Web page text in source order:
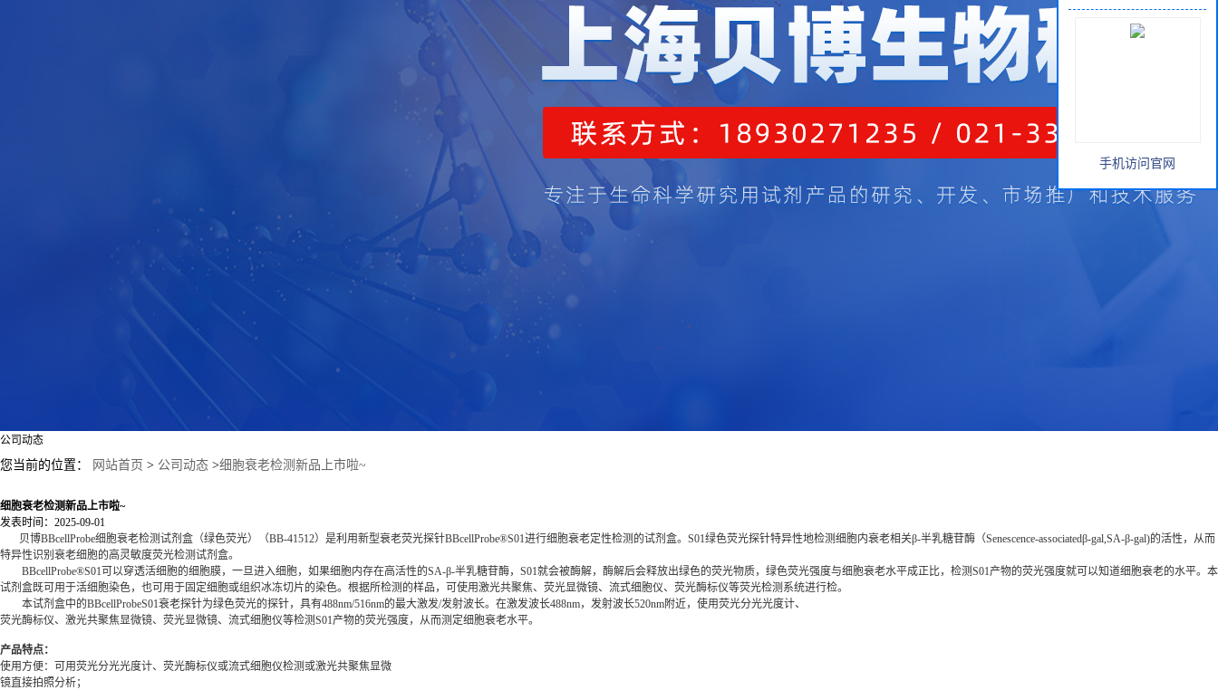
公司动态
您当前的位置： 网站首页 > 公司动态 >细胞衰老检测新品上市啦~
细胞衰老检测新品上市啦~
发表时间：2025-09-01
贝博BBcellProbe细胞衰老检测试剂盒（绿色荧光）（BB-41512）是利用新型衰老荧光探针BBcellProbe®S01进行细胞衰老定性检测的试剂盒。S01绿色荧光探针特异性地检测细胞内衰老相关β-半乳糖苷酶（Senescence-associatedβ-gal,SA-β-gal)的活性，从而
特异性识别衰老细胞的高灵敏度荧光检测试剂盒。
BBcellProbe®S01可以穿透活细胞的细胞膜，一旦进入细胞，如果细胞内存在高活性的SA-β-半乳糖苷酶，S01就会被酶解，酶解后会释放出绿色的荧光物质，绿色荧光强度与细胞衰老水平成正比，检测S01产物的荧光强度就可以知道细胞衰老的水平。本
试剂盒既可用于活细胞染色，也可用于固定细胞或组织冰冻切片的染色。根据所检测的样品，可使用激光共聚焦、荧光显微镜、流式细胞仪、荧光酶标仪等荧光检测系统进行检。
本试剂盒中的BBcellProbeS01衰老探针为绿色荧光的探针，具有488nm/516nm的最大激发/发射波长。在激发波长488nm，发射波长520nm附近，使用荧光分光光度计、
荧光酶标仪、激光共聚焦显微镜、荧光显微镜、流式细胞仪等检测S01产物的荧光强度，从而测定细胞衰老水平。
产品特点：
使用方便：可用荧光分光光度计、荧光酶标仪或流式细胞仪检测或激光共聚焦显微
镜直接拍照分析；
手机访问官网